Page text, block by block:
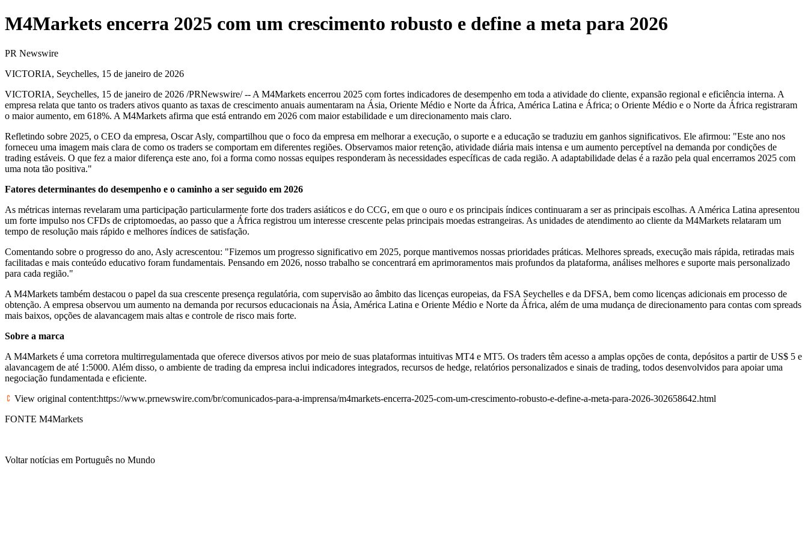
M4Markets encerra 2025 com um crescimento robusto e define a meta para 2026
PR Newswire
VICTORIA, Seychelles, 15 de janeiro de 2026
VICTORIA, Seychelles, 15 de janeiro de 2026 /PRNewswire/ -- A M4Markets encerrou 2025 com fortes indicadores de desempenho em toda a atividade do cliente, expansão regional e eficiência interna. A
empresa relata que tanto os traders ativos quanto as taxas de crescimento anuais aumentaram na Ásia, Oriente Médio e Norte da África, América Latina e África; o Oriente Médio e o Norte da África registraram
o maior aumento, em 618%. A M4Markets afirma que está entrando em 2026 com maior estabilidade e um direcionamento mais claro.
Refletindo sobre 2025, o CEO da empresa, Oscar Asly, compartilhou que o foco da empresa em melhorar a execução, o suporte e a educação se traduziu em ganhos significativos. Ele afirmou: "Este ano nos
forneceu uma imagem mais clara de como os traders se comportam em diferentes regiões. Observamos maior retenção, atividade diária mais intensa e um aumento perceptível na demanda por condições de
trading estáveis. O que fez a maior diferença este ano, foi a forma como nossas equipes responderam às necessidades específicas de cada região. A adaptabilidade delas é a razão pela qual encerramos 2025 com
uma nota tão positiva."
Fatores determinantes do desempenho e o caminho a ser seguido em 2026
As métricas internas revelaram uma participação particularmente forte dos traders asiáticos e do CCG, em que o ouro e os principais índices continuaram a ser as principais escolhas. A América Latina apresentou
um forte impulso nos CFDs de criptomoedas, ao passo que a África registrou um interesse crescente pelas principais moedas estrangeiras. As unidades de atendimento ao cliente da M4Markets relataram um
tempo de resolução mais rápido e melhores índices de satisfação.
Comentando sobre o progresso do ano, Asly acrescentou: "Fizemos um progresso significativo em 2025, porque mantivemos nossas prioridades práticas. Melhores spreads, execução mais rápida, retiradas mais
facilitadas e mais conteúdo educativo foram fundamentais. Pensando em 2026, nosso trabalho se concentrará em aprimoramentos mais profundos da plataforma, análises melhores e suporte mais personalizado
para cada região."
A M4Markets também destacou o papel da sua crescente presença regulatória, com supervisão ao âmbito das licenças europeias, da FSA Seychelles e da DFSA, bem como licenças adicionais em processo de
obtenção. A empresa observou um aumento na demanda por recursos educacionais na Ásia, América Latina e Oriente Médio e Norte da África, além de uma mudança de direcionamento para contas com spreads
mais baixos, opções de alavancagem mais altas e controle de risco mais forte.
Sobre a marca
A M4Markets é uma corretora multirregulamentada que oferece diversos ativos por meio de suas plataformas intuitivas MT4 e MT5. Os traders têm acesso a amplas opções de conta, depósitos a partir de US$ 5 e
alavancagem de até 1:5000. Além disso, o ambiente de trading da empresa inclui indicadores integrados, recursos de hedge, relatórios personalizados e sinais de trading, todos desenvolvidos para apoiar uma
negociação fundamentada e eficiente.
View original content:https://www.prnewswire.com/br/comunicados-para-a-imprensa/m4markets-encerra-2025-com-um-crescimento-robusto-e-define-a-meta-para-2026-302658642.html
FONTE M4Markets
Voltar notícias em Português no Mundo